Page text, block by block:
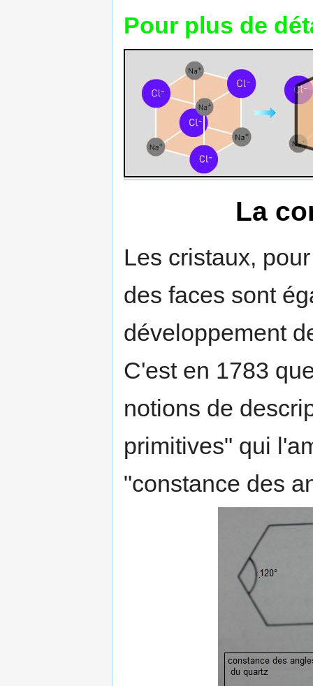
Pour plus de
La
Les cristaux,
des faces sont
développement
C'est en 1783
notions de
primitives" qui
"constance des